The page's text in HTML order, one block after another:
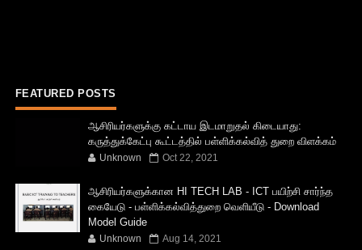
FEATURED POSTS
ஆசிரியர்களுக்கு கட்டாய இடமாறுதல் கிடையாது:
கருத்துக்கேட்பு கூட்டத்தில் பள்ளிக்கல்வித் துறை விளக்கம்
Unknown Oct 22, 2021
ஆசிரியர்களுக்கான HI TECH LAB - ICT பயிற்சி சார்ந்த
கையேடு - பள்ளிக்கல்வித்துறை வெளியீடு - Download
Model Guide
Unknown Aug 14, 2021